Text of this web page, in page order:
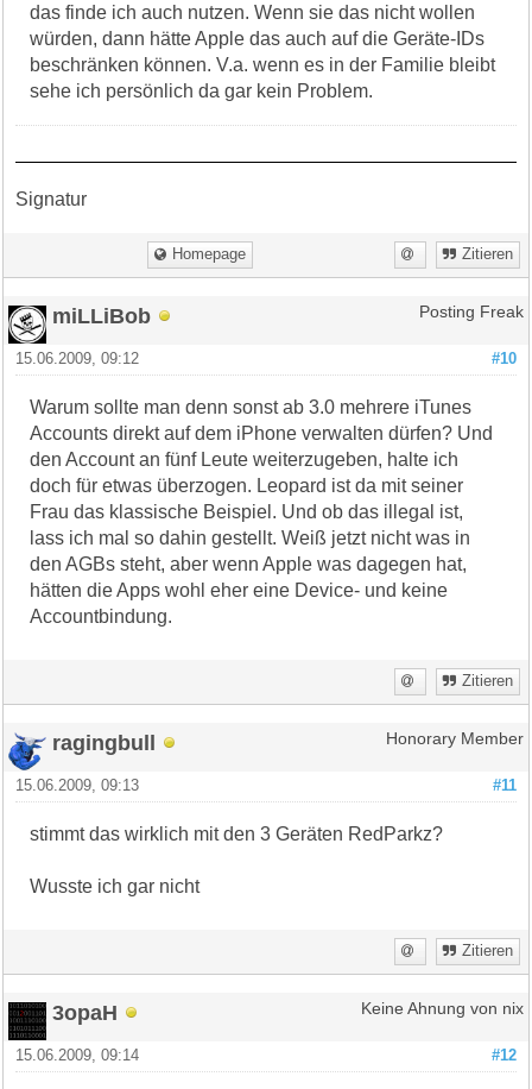
das finde ich auch nutzen. Wenn sie das nicht wollen
würden, dann hätte Apple das auch auf die Geräte-IDs
beschränken können. V.a. wenn es in der Familie bleibt
sehe ich persönlich da gar kein Problem.
Signatur
Homepage Zitieren
miLLiBob Posting Freak
#10
15.06.2009, 09:12
Warum sollte man denn sonst ab 3.0 mehrere iTunes
Accounts direkt auf dem iPhone verwalten dürfen? Und
den Account an fünf Leute weiterzugeben, halte ich
doch für etwas überzogen. Leopard ist da mit seiner
Frau das klassische Beispiel. Und ob das illegal ist,
lass ich mal so dahin gestellt. Weiß jetzt nicht was in
den AGBs steht, aber wenn Apple was dagegen hat,
hätten die Apps wohl eher eine Device- und keine
Accountbindung.
Zitieren
ragingbull Honorary Member
#11
15.06.2009, 09:13
stimmt das wirklich mit den 3 Geräten RedParkz?
Wusste ich gar nicht
Zitieren
3opaH Keine Ahnung von nix
#12
15.06.2009, 09:14